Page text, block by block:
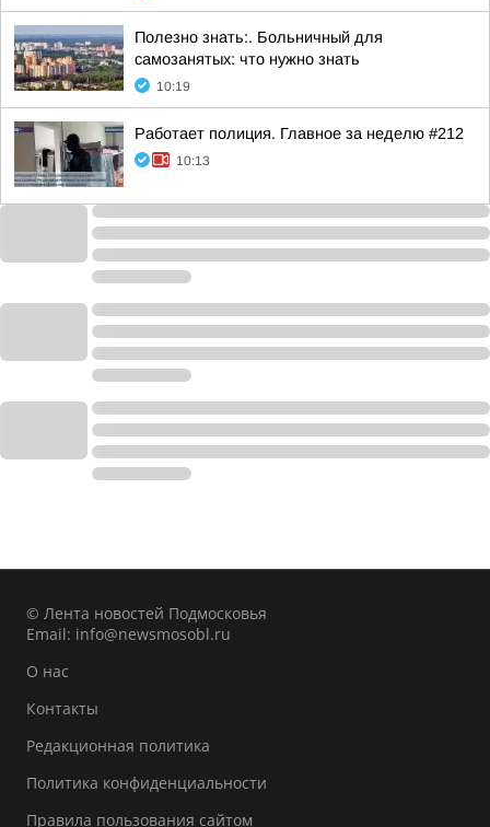
Полезно знать:. Больничный для
самозанятых: что нужно знать
10:19
Работает полиция. Главное за неделю #212
10:13
© Лента новостей Подмосковья
Email: info@newsmosobl.ru
О нас
Контакты
Редакционная политика
Политика конфиденциальности
Правила пользования сайтом